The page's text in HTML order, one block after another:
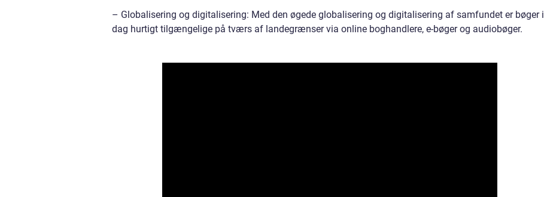
– Globalisering og digitalisering: Med den øgede globalisering og digitalisering af samfundet er bøger i
dag hurtigt tilgængelige på tværs af landegrænser via online boghandlere, e-bøger og audiobøger.